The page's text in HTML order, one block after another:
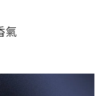
氣